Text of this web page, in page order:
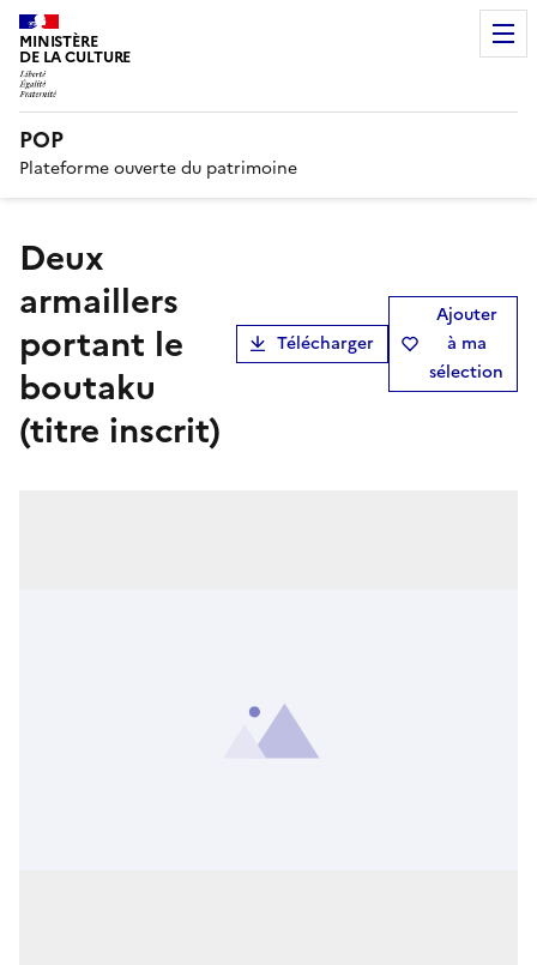
MINISTÈRE
DE LA CULTURE
POP
Plateforme ouverte du patrimoine
Deux
armaillers
portant le
boutaku
(titre inscrit)
Télécharger
Ajouter
à ma
sélection